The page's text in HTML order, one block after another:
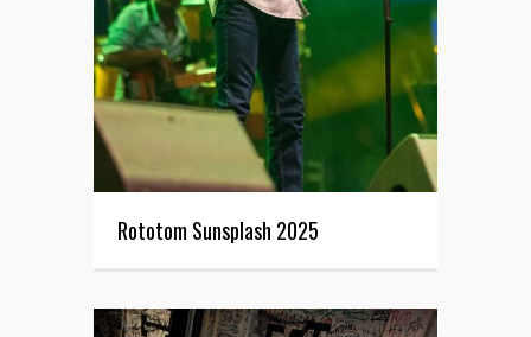
Rototom Sunsplash 2025